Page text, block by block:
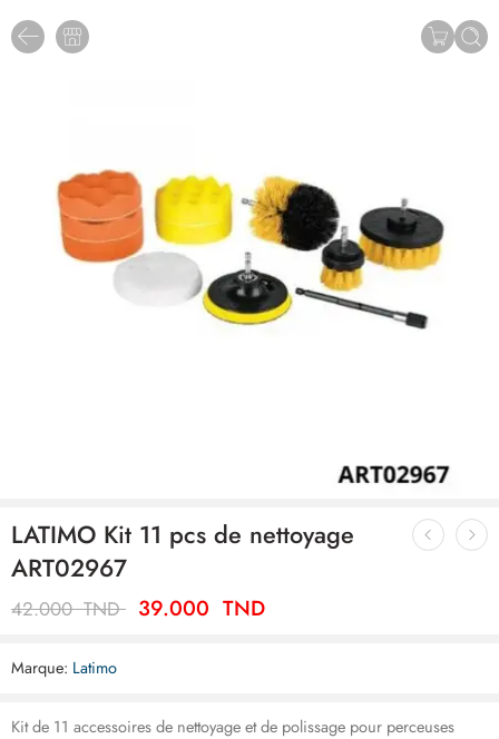
LATIMO Kit 11 pcs de nettoyage
ART02967
42.000TND 39.000 TND
Marque: Latimo
Kit de 11 accessoires de nettoyage et de polissage pour perceuses